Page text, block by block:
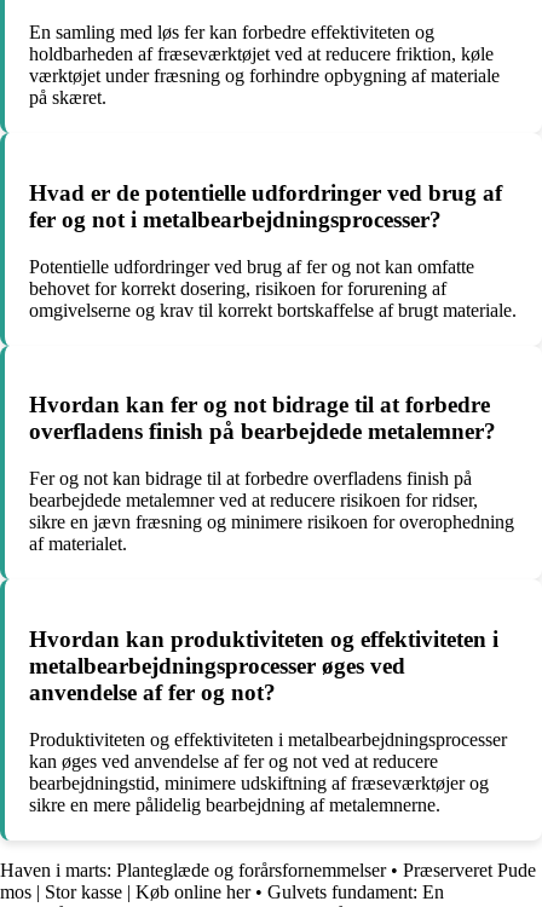
En samling med løs fer kan forbedre effektiviteten og
holdbarheden af fræseværktøjet ved at reducere friktion, køle
værktøjet under fræsning og forhindre opbygning af materiale
på skæret.
Hvad er de potentielle udfordringer ved brug af
fer og not i metalbearbejdningsprocesser?
Potentielle udfordringer ved brug af fer og not kan omfatte
behovet for korrekt dosering, risikoen for forurening af
omgivelserne og krav til korrekt bortskaffelse af brugt materiale.
Hvordan kan fer og not bidrage til at forbedre
overfladens finish på bearbejdede metalemner?
Fer og not kan bidrage til at forbedre overfladens finish på
bearbejdede metalemner ved at reducere risikoen for ridser,
sikre en jævn fræsning og minimere risikoen for overophedning
af materialet.
Hvordan kan produktiviteten og effektiviteten i
metalbearbejdningsprocesser øges ved
anvendelse af fer og not?
Produktiviteten og effektiviteten i metalbearbejdningsprocesser
kan øges ved anvendelse af fer og not ved at reducere
bearbejdningstid, minimere udskiftning af fræseværktøjer og
sikre en mere pålidelig bearbejdning af metalemnerne.
Haven i marts: Planteglæde og forårsfornemmelser• Præserveret Pude
mos | Stor kasse | Køb online her• Gulvets fundament: En